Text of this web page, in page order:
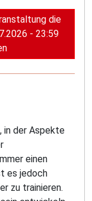
die
- 23:59
in der Aspekte
einen
es jedoch
zu trainieren.